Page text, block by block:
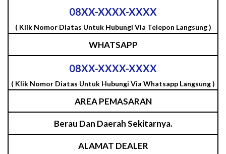
08XX-XXXX-XXXX
( Klik Nomor Diatas Untuk Hubungi Via Telepon Langsung )
WHATSAPP
08XX-XXXX-XXXX
( Klik Nomor Diatas Untuk Hubungi Via Whatsapp Langsung )
AREA PEMASARAN
Berau Dan Daerah Sekitarnya.
ALAMAT DEALER